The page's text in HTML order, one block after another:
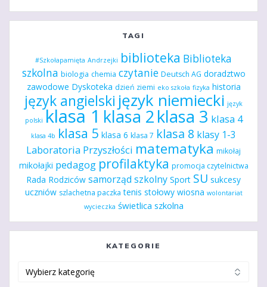
TAGI
#Szkołapamięta Andrzejki biblioteka Biblioteka
szkolna biologia chemia czytanie Deutsch AG doradztwo
zawodowe Dyskoteka dzień ziemi eko szkoła fizyka historia
język angielski język niemiecki język
polski klasa 1 klasa 2klasa 3 klasa 4
klasa 4b klasa 5 klasa 6 klasa 7 klasa 8 klasy 1-3
Laboratoria Przyszłości matematyka mikołaj
mikołajki pedagog profilaktyka promocja czytelnictwa
Rada Rodziców samorząd szkolny Sport SU sukcesy
uczniów szlachetna paczka tenis stołowy wiosna wolontariat
wycieczka świetlica szkolna
KATEGORIE